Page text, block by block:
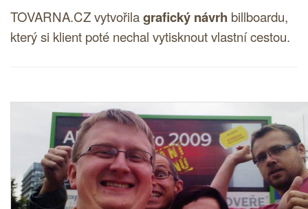
TOVARNA.CZ vytvořilagrafický návrh billboardu,
který si klient poté nechal vytisknout vlastní cestou.